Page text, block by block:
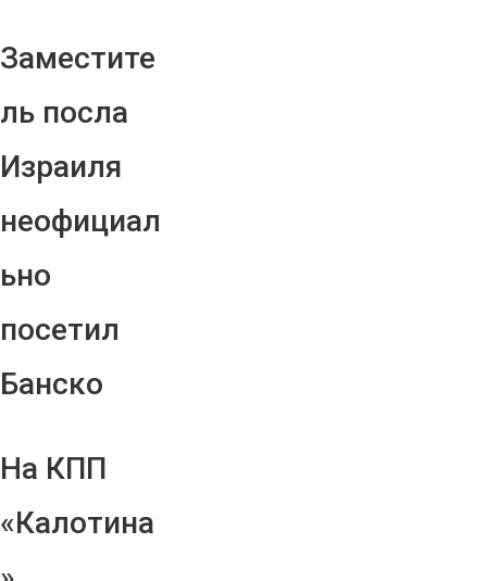
Заместите
ль посла
Израиля
неофициал
ьно
посетил
Банско
На КПП
«Калотина